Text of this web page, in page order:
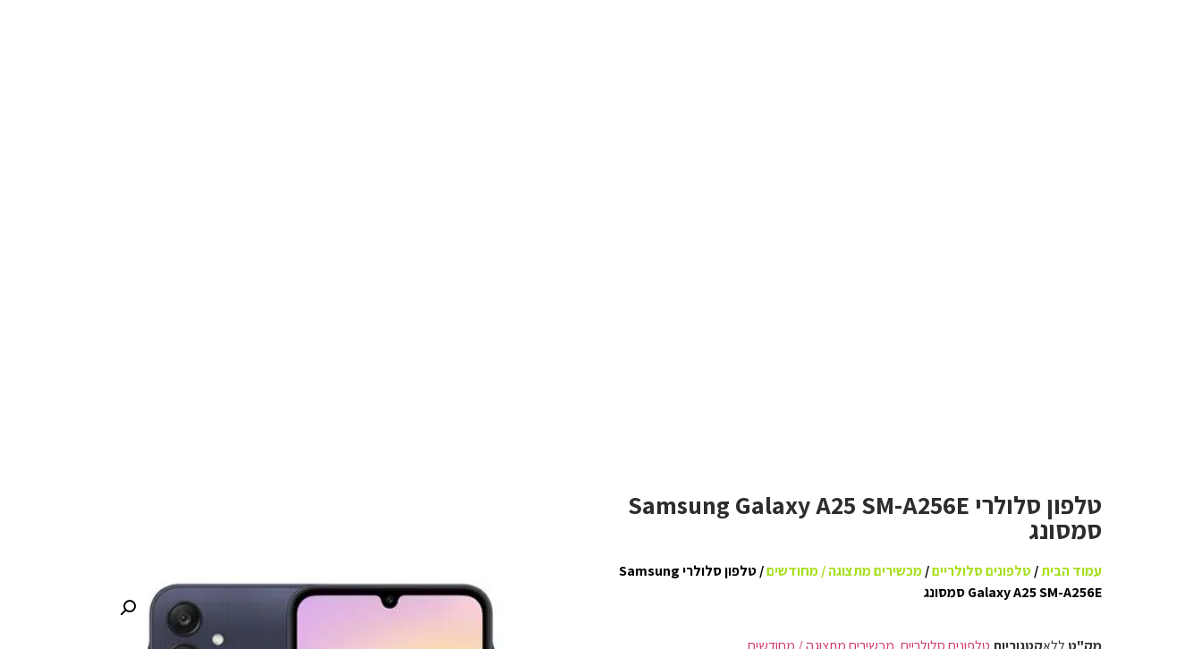
טלפון סלולרי Samsung Galaxy A25 SM-A256E
סמסונג
עמוד הבית/טלפונים סלולריים/מכשירים מתצוגה / מחודשים
/ טלפון סלולרי Samsung
Galaxy A25 SM-A256E סמסונג